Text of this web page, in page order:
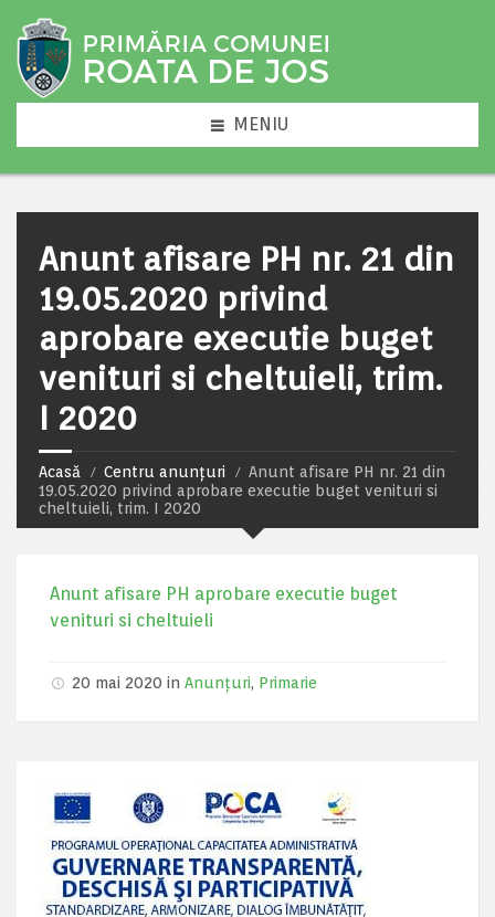
MENIU
Anunt afisare PH nr. 21 din
19.05.2020 privind
aprobare executie buget
venituri si cheltuieli, trim.
I 2020
Acasă Centru anunțuri
Anunt afisare PH nr. 21 din
19.05.2020 privind aprobare executie buget venituri si
cheltuieli, trim. I 2020
Anunt afisare PH aprobare executie buget
venituri si cheltuieli
20 mai 2020 in Anunțuri, Primarie